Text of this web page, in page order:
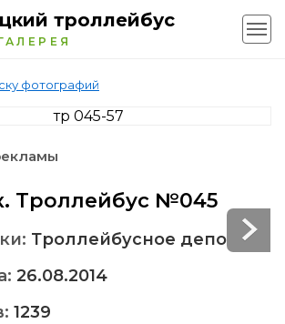
троллейбус
фотографий
Троллейбус №045
Троллейбусное депо
26.08.2014
1239